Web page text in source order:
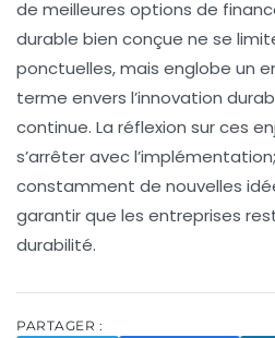
de meilleures options de
durable bien conçue ne se
ponctuelles, mais englobe un
terme envers l’innovation
continue. La réflexion sur ces
s’arrêter avec
constamment de nouvelles
garantir que les entreprises
durabilité.
PARTAGER :